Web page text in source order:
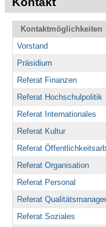
Kontaktmöglichkeiten
Vorstand
Präsidium
Referat Finanzen
Referat Hochschulpolitik
Referat Internationales
Referat Kultur
Referat
Referat Organisation
Referat Personal
Referat
Referat Soziales